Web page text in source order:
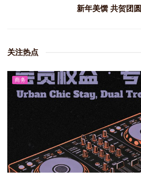
新年美馔 共贺团圆
关注热点
商务